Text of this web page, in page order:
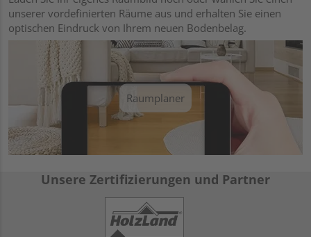
unserer vordefinierten Räume aus und erhalten Sie einen
optischen Eindruck von Ihrem neuen Bodenbelag.
Raumplaner
Unsere Zertifizierungen und Partner